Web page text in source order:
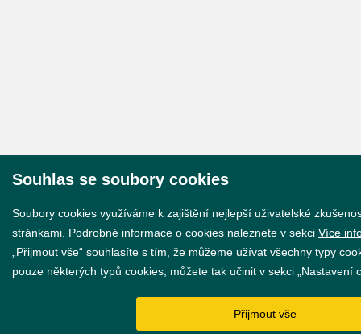
Souhlas se soubory cookies
Soubory cookies využíváme k zajištění nejlepší uživatelské
stránkami. Podrobné informace o cookies naleznete v sekci Více
„Přijmout vše“ souhlasíte s tím, že můžeme užívat všechny typy
pouze některých typů cookies, můžete tak učinit v sekci „Nastavení
Přijmout vše